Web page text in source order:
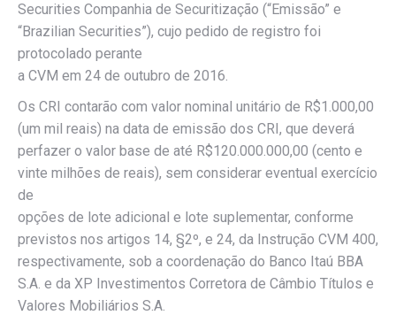
Securities Companhia de Securitização (“Emissão” e
“Brazilian Securities”), cujo pedido de registro foi
protocolado perante
a CVM em 24 de outubro de 2016.
Os CRI contarão com valor nominal unitário de R$1.000,00
(um mil reais) na data de emissão dos CRI, que deverá
perfazer o valor base de até R$120.000.000,00 (cento e
vinte milhões de reais), sem considerar eventual exercício
de
opções de lote adicional e lote suplementar, conforme
previstos nos artigos 14, §2º, e 24, da Instrução CVM 400,
respectivamente, sob a coordenação do Banco Itaú BBA
S.A. e da XP Investimentos Corretora de Câmbio Títulos e
Valores Mobiliários S.A.